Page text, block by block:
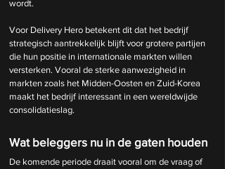
wordt.
Voor Delivery Hero betekent dit dat het bedrijf
strategisch aantrekkelijk blijft voor grotere partijen
die hun positie in internationale markten willen
versterken. Vooral de sterke aanwezigheid in
markten zoals het Midden-Oosten en Zuid-Korea
maakt het bedrijf interessant in een wereldwijde
consolidatieslag.
Wat beleggers nu in de gaten houden
De komende periode draait vooral om de vraag of